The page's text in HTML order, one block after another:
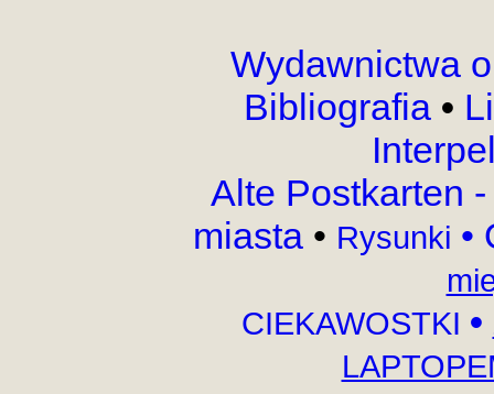
Wydawnictwa
Bibliografia •
Alte Postkarten
miasta• Rysunki •
CIEKAWOSTKI •